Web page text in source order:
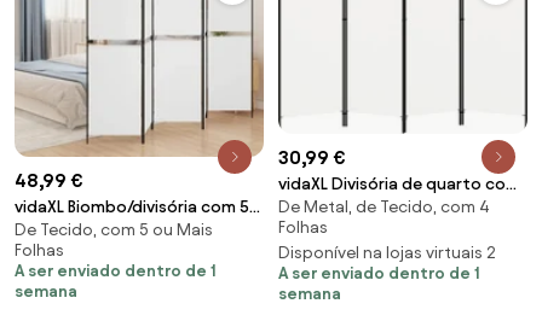
48,99 €
vidaXL Biombo/divisória com 5
painéis 250x180 cm tecido
branco
De Tecido, com 5 ou Mais
Folhas
A ser enviado dentro de 1
semana
30,99 €
vidaXL Divisória de quarto com
4 painéis 200x180 cm branco
De Metal, de Tecido, com 4
Folhas
Disponível na lojas virtuais 2
A ser enviado dentro de 1
semana